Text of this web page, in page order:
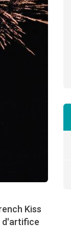
Kiss
d'artifice